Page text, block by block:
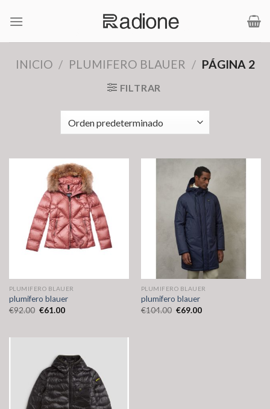
INICIO / PLUMIFERO BLAUER / PÁGINA 2
FILTRAR
PLUMIFERO BLAUER
plumifero blauer
€92.00 €61.00
PLUMIFERO BLAUER
plumifero blauer
€104.00 €69.00